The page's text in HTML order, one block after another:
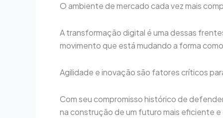
O ambiente de mercado cada vez mais
A transformação digital é uma dessas
movimento que está mudando a forma
Agilidade e inovação são fatores críticos
Com seu compromisso histórico de
na construção de um futuro mais eficiente